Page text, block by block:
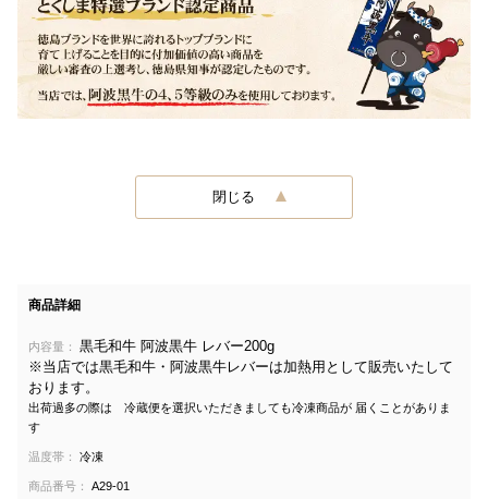
閉じる
商品詳細
内容量：
黒毛和牛 阿波黒牛 レバー200g
※当店では黒毛和牛・阿波黒牛レバーは加熱用として販売いたして
おります。
出荷過多の際は 冷蔵便を選択いただきましても冷凍商品が 届くことがありま
す
温度帯： 冷凍
商品番号： A29-01